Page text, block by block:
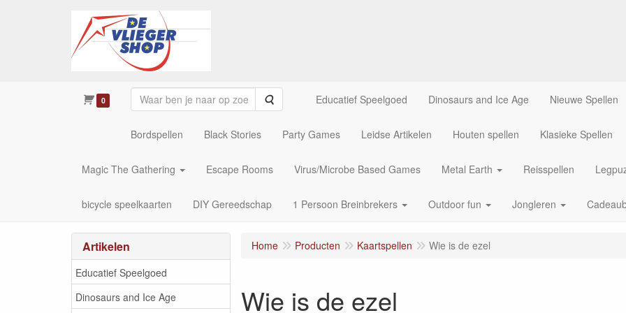
0 Zoeken Educatief Speelgoed Dinosaurs and Ice Age Nieuwe Spellen
Bordspellen Black Stories Party Games Leidse Artikelen Houten spellen Klasieke Spellen
Magic The Gathering Escape Rooms Virus/Microbe Based Games Metal Earth Reisspellen
bicycle speelkaarten DIY Gereedschap 1 Persoon Breinbrekers Outdoor fun Jongleren
Artikelen
Educatief Speelgoed
Dinosaurs and Ice Age
Home Producten Kaartspellen Wie is de ezel
Wie is de ezel